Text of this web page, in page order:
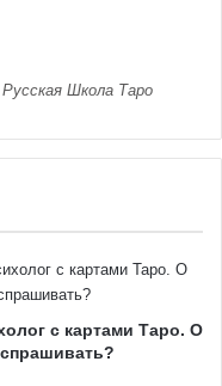
Школа Таро
с картами Таро. О